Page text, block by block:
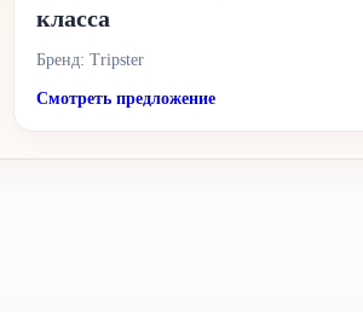
класса
Бренд: Tripster
Смотреть предложение